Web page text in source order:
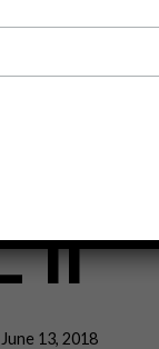
II
June 13, 2018